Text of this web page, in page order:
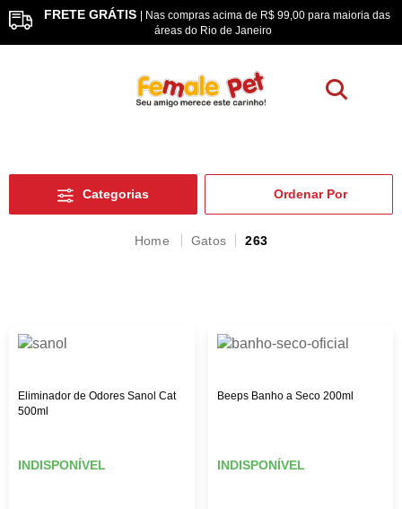
FRETE GRÁTIS | Nas compras acima de R$ 99,00 para maioria das
áreas do Rio de Janeiro
Gatos 263
Categorias
Eliminador de Odores Sanol Cat
500ml
INDISPONÍVEL
Beeps Banho a Seco 200ml
INDISPONÍVEL